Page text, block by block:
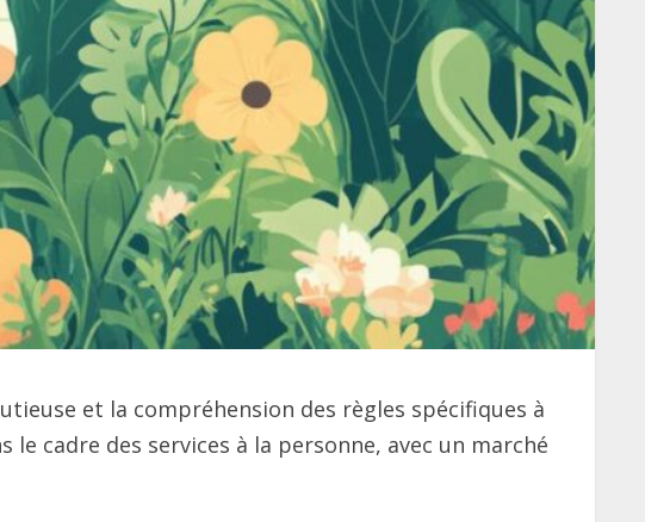
et la compréhension des règles spécifiques à
cadre des services à la personne, avec un marché